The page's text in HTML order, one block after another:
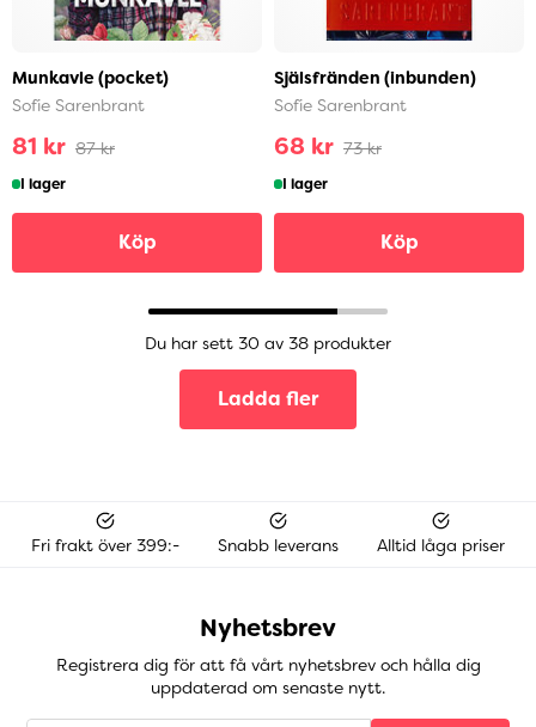
Munkavle (pocket)
Sofie Sarenbrant
81 kr 87 kr
I lager
Köp
Själsfränden (inbunden)
Sofie Sarenbrant
68 kr 73 kr
I lager
Köp
Du har sett 30 av 38 produkter
Ladda fler
Fri frakt över 399:- Snabb leverans Alltid låga priser
Nyhetsbrev
Registrera dig för att få vårt nyhetsbrev och hålla dig
uppdaterad om senaste nytt.